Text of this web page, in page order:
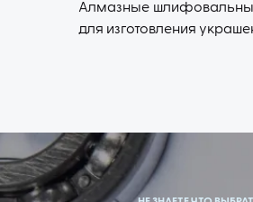
Алмазные
для изготовления